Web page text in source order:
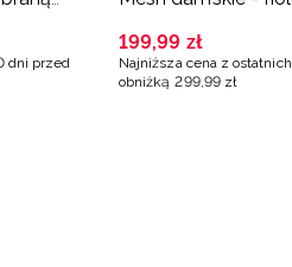
dni przed
199,99 zł
Najniższa cena z
obniżką 299,99 zł